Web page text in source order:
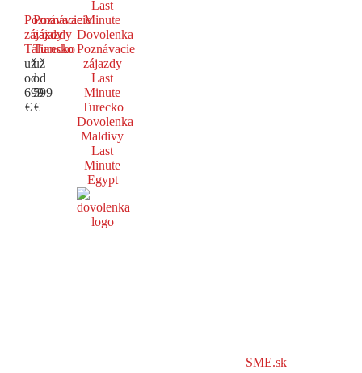
Poznávacie
zájazdy
Taliansko
už
od
699
€
Poznávacie
zájazdy
Turecko
už
od
599
€
Last
Minute
Dovolenka
Poznávacie
zájazdy
Last
Minute
Turecko
Dovolenka
Maldivy
Last
Minute
Egypt
SME.sk